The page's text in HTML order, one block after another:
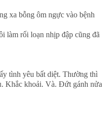
xa bỗng ôm ngực vào bệnh
làm rối loạn nhịp đập cũng đã
tình yêu bất diệt. Thường thì
Khắc khoải. Và. Đứt gánh nửa